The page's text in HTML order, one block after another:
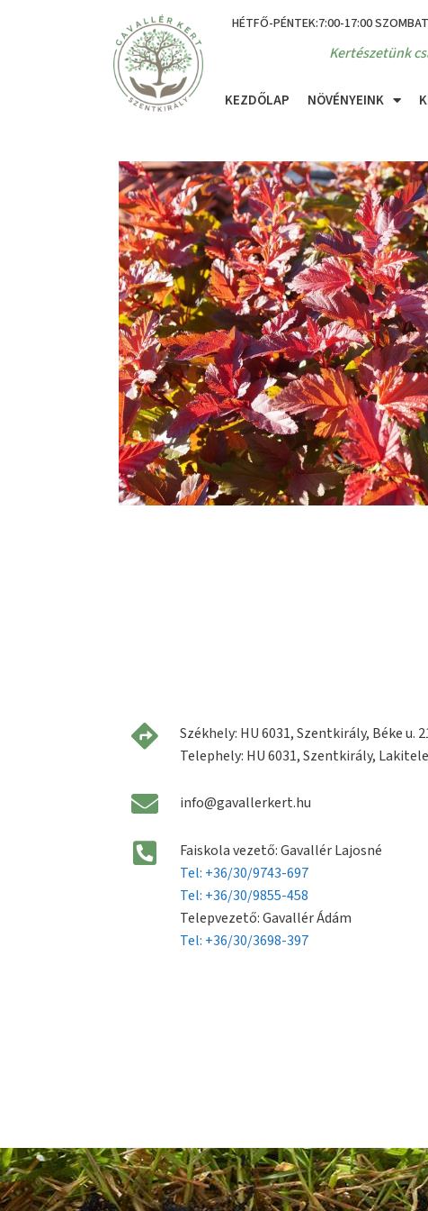
HÉTFŐ-PÉNTEK:7:00-17:00
Kertészetünk
KEZDŐLAP NÖVÉNYEINK
Székhely: HU 6031, Szentkirály, Béke u.
Telephely: HU 6031, Szentkirály,
info@gavallerkert.hu
Faiskola vezető: Gavallér Lajosné
Tel: +36/30/9743-697
Tel: +36/30/9855-458
Telepvezető: Gavallér Ádám
Tel: +36/30/3698-397